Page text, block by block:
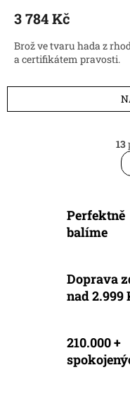
3 784 Kč
Brož ve tvaru hada z
a certifikátem pravosti.
13
Perfektně
balíme
Doprava
nad 2.999
210.000 +